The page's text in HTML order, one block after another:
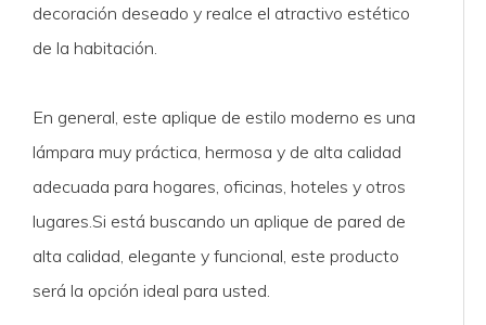
decoración deseado y realce el atractivo estético
de la habitación.
En general, este aplique de estilo moderno es una
lámpara muy práctica, hermosa y de alta calidad
adecuada para hogares, oficinas, hoteles y otros
lugares.Si está buscando un aplique de pared de
alta calidad, elegante y funcional, este producto
será la opción ideal para usted.